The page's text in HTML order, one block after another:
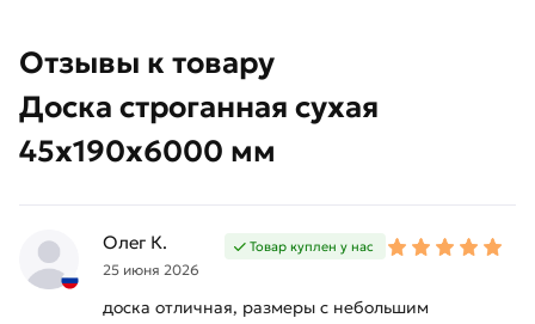
Отзывы к товару
Доска строганная сухая
45х190х6000 мм
Олег К.
25 июня 2026
Товар куплен у нас
доска отличная, размеры с небольшим